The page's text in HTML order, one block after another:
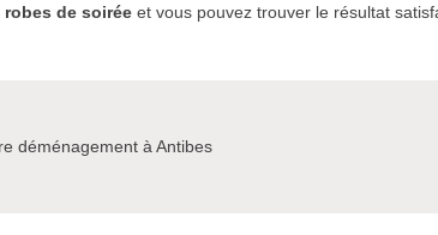
robes de soirée et vous pouvez trouver le résultat
déménagement à Antibes